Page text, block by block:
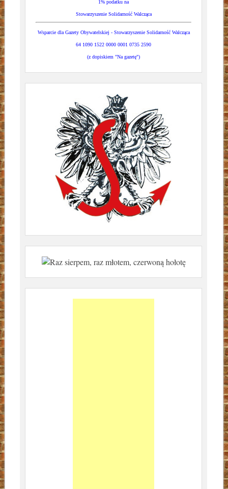
1% podatku na
Stowarzyszenie Solidarność Walcząca
Wsparcie dla Gazety Obywatelskiej - Stowarzyszenie Solidarność Walcząca
64 1090 1522 0000 0001 0735 2590
(z dopiskiem "Na gazetę")